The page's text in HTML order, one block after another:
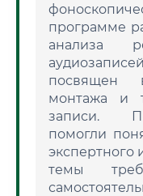
программе
анализа
посвящен
монтажа и
записи.
помогли
экспертного
темы